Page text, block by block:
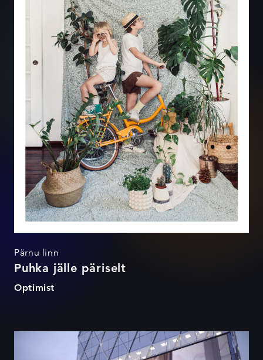
Pärnu linn
Puhka jälle päriselt
Optimist
14 pole okei